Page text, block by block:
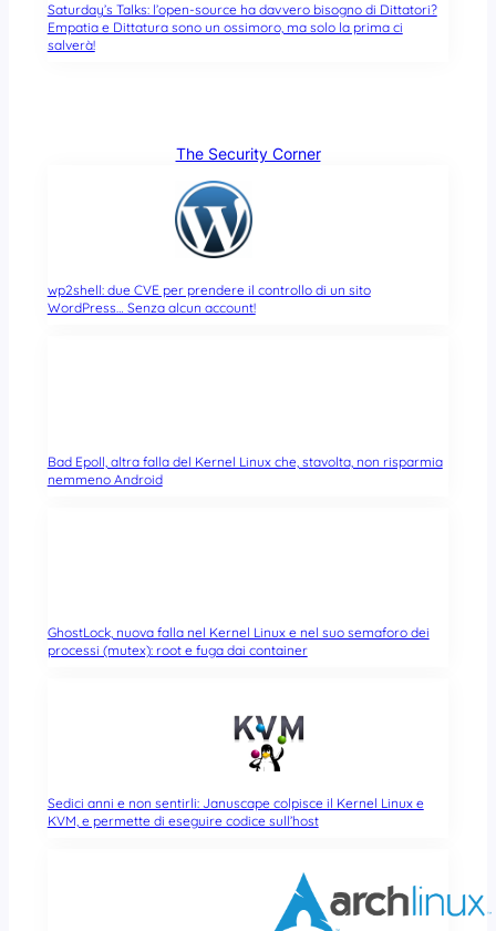
Saturday’s Talks: l’open-source ha davvero bisogno di Dittatori?
Empatia e Dittatura sono un ossimoro, ma solo la prima ci
salverà!
The Security Corner
wp2shell: due CVE per prendere il controllo di un sito
WordPress… Senza alcun account!
Bad Epoll, altra falla del Kernel Linux che, stavolta, non risparmia
nemmeno Android
GhostLock, nuova falla nel Kernel Linux e nel suo semaforo dei
processi (mutex): root e fuga dai container
Sedici anni e non sentirli: Januscape colpisce il Kernel Linux e
KVM, e permette di eseguire codice sull’host